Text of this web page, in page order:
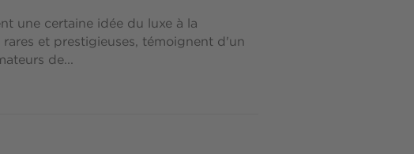
une certaine idée du luxe à la
et prestigieuses, témoignent d'un
de...